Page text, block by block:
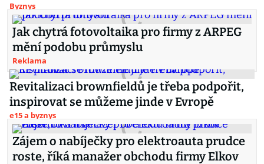
Byznys
Jak chytrá fotovoltaika pro firmy z ARPEG
mění podobu průmyslu
Reklama
Revitalizaci brownfieldů je třeba podpořit,
inspirovat se můžeme jinde v Evropě
e15 a byznys
Zájem o nabíječky pro elektroauta prudce
roste, říká manažer obchodu firmy Elkov